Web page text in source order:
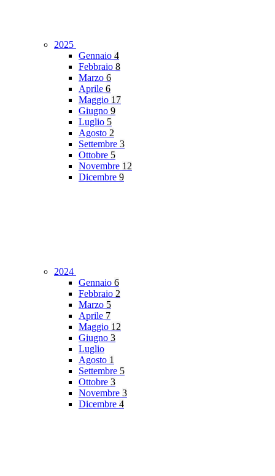
2025
Gennaio 4
Febbraio 8
Marzo 6
Aprile 6
Maggio 17
Giugno 9
Luglio 5
Agosto 2
Settembre 3
Ottobre 5
Novembre 12
Dicembre 9
2024
Gennaio 6
Febbraio 2
Marzo 5
Aprile 7
Maggio 12
Giugno 3
Luglio
Agosto 1
Settembre 5
Ottobre 3
Novembre 3
Dicembre 4